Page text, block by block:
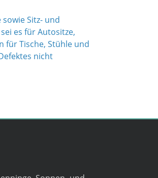
Sitz- und
es für Autositze,
für Tische, Stühle und
nicht